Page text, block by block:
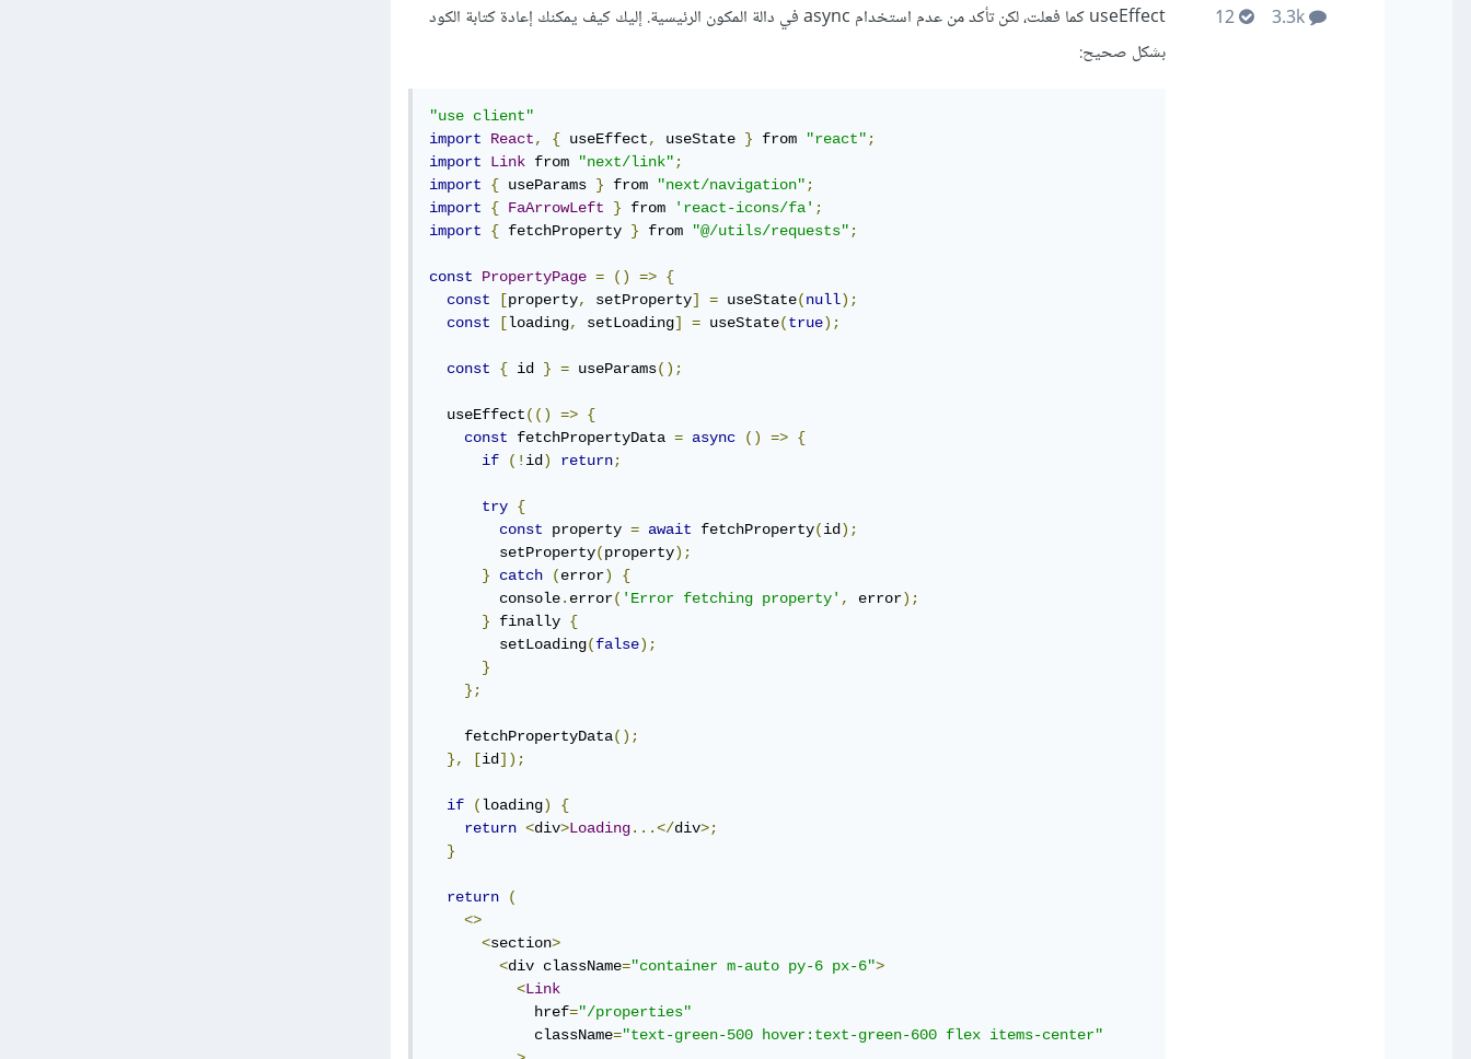
useEffect كما فعلت، لكن تأكد من عدم استخدام async في دالة المكون الرئيسية. إليك كيف يمكنك إعادة كتابة الكود
بشكل صحيح:
"use client"
import
React, { useEffect, useState } from "react" ;
import
Link from "next/link" ;
import
{ useParams } from "next/navigation" ;
import
{ FaArrowLeft } from 'react-icons/fa' ;
import
{ fetchProperty } from "@/utils/requests" ;
const PropertyPage = () => {
const
[property, setProperty] = useState(null);
const
[loading, setLoading] = useState(true);
const { id } = useParams();
  useEffect
(() => {
const fetchPropertyData = async () => {
if
(! id ) return;
try {
const property = await fetchProperty(id );
        setProperty
(property);
}
catch (error)
{
        console
. error( 'Error fetching property' , error);
} finally {
        setLoading
(false);
}
};
    fetchPropertyData
();
},
[id]);
if (loading)
{
return <div>Loading...</div>;
}
return
(
<>
<section>
<div className="container m-auto py-6 px-6">
<Link
            href
="/properties"
            className
="text-green-500 hover:text-green-600 flex items-center"